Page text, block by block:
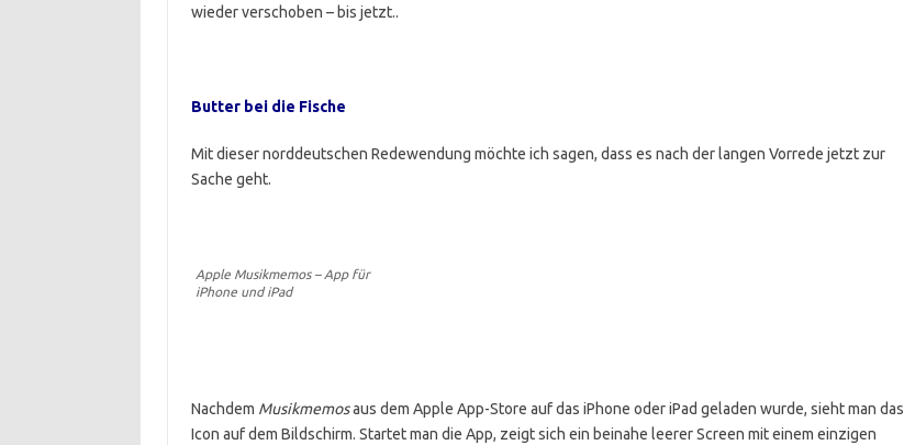
wieder verschoben – bis jetzt..
Butter bei die Fische
Mit dieser norddeutschen Redewendung möchte ich sagen, dass es nach der langen Vorrede jetzt zur
Sache geht.
Apple Musikmemos – App für
iPhone und iPad
Nachdem Musikmemosaus dem Apple App-Store auf das iPhone oder iPad geladen wurde, sieht man das
Icon auf dem Bildschirm. Startet man die App, zeigt sich ein beinahe leerer Screen mit einem einzigen